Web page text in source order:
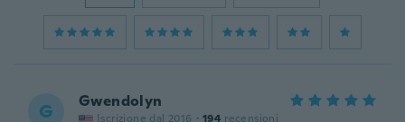
G Gwendolyn
Iscrizione dal 2016 · 194 recensioni